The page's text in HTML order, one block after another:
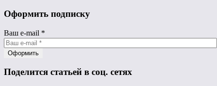
Оформить подписку
Ваш e-mail *
Поделится статьей в соц. сетях